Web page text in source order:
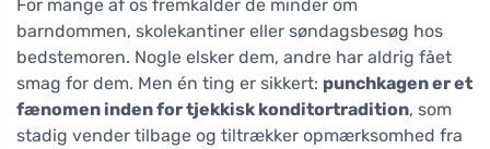
For mange af os fremkalder de minder om
barndommen, skolekantiner eller søndagsbesøg hos
bedstemoren. Nogle elsker dem, andre har aldrig fået
smag for dem. Men én ting er sikkert: punchkagen er et
fænomen inden for tjekkisk konditortradition, som
stadig vender tilbage og tiltrækker opmærksomhed fra